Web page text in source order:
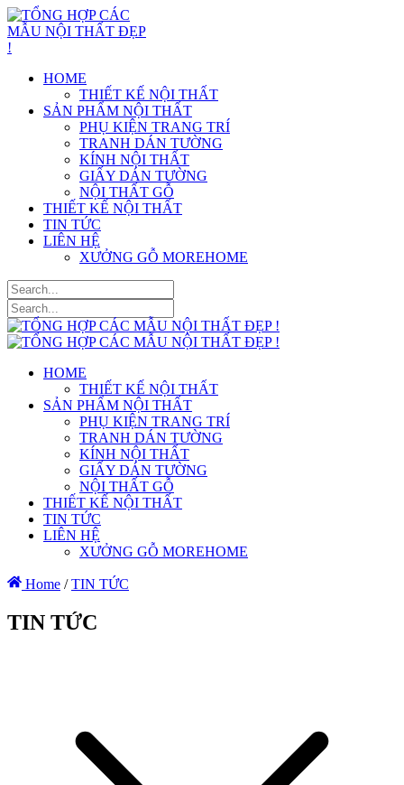
HOME
THIẾT KẾ NỘI THẤT
SẢN PHẨM NỘI THẤT
PHỤ KIỆN TRANG TRÍ
TRANH DÁN TƯỜNG
KÍNH NỘI THẤT
GIẤY DÁN TƯỜNG
NỘI THẤT GỖ
THIẾT KẾ NỘI THẤT
TIN TỨC
LIÊN HỆ
XƯỞNG GỖ MOREHOME
HOME
THIẾT KẾ NỘI THẤT
SẢN PHẨM NỘI THẤT
PHỤ KIỆN TRANG TRÍ
TRANH DÁN TƯỜNG
KÍNH NỘI THẤT
GIẤY DÁN TƯỜNG
NỘI THẤT GỖ
THIẾT KẾ NỘI THẤT
TIN TỨC
LIÊN HỆ
XƯỞNG GỖ MOREHOME
Home / TIN TỨC
TIN TỨC